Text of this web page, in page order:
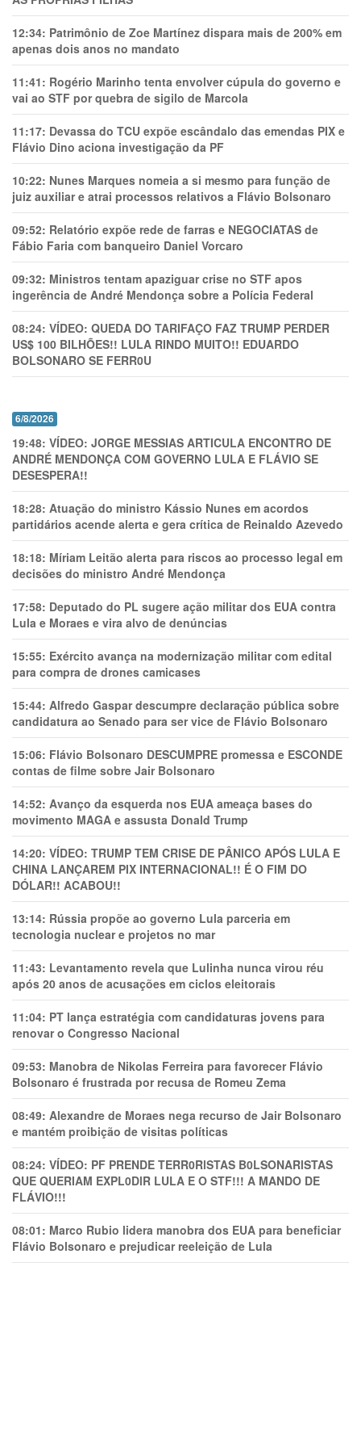
12:34: Patrimônio de Zoe Martínez dispara mais de 200% em
apenas dois anos no mandato
11:41: Rogério Marinho tenta envolver cúpula do governo e
vai ao STF por quebra de sigilo de Marcola
11:17: Devassa do TCU expõe escândalo das emendas PIX e
Flávio Dino aciona investigação da PF
10:22: Nunes Marques nomeia a si mesmo para função de
juiz auxiliar e atrai processos relativos a Flávio Bolsonaro
09:52: Relatório expõe rede de farras e NEGOCIATAS de
Fábio Faria com banqueiro Daniel Vorcaro
09:32: Ministros tentam apaziguar crise no STF apos
ingerência de André Mendonça sobre a Polícia Federal
08:24: VÍDEO: QUEDA DO TARIFAÇO FAZ TRUMP PERDER
US$ 100 BILHÕES!! LULA RINDO MUITO!! EDUARDO
BOLSONARO SE FERR0U
6/8/2026
19:48: VÍDEO: JORGE MESSIAS ARTICULA ENCONTRO DE
ANDRÉ MENDONÇA COM GOVERNO LULA E FLÁVIO SE
DESESPERA!!
18:28: Atuação do ministro Kássio Nunes em acordos
partidários acende alerta e gera crítica de Reinaldo Azevedo
18:18: Míriam Leitão alerta para riscos ao processo legal em
decisões do ministro André Mendonça
17:58: Deputado do PL sugere ação militar dos EUA contra
Lula e Moraes e vira alvo de denúncias
15:55: Exército avança na modernização militar com edital
para compra de drones camicases
15:44: Alfredo Gaspar descumpre declaração pública sobre
candidatura ao Senado para ser vice de Flávio Bolsonaro
15:06: Flávio Bolsonaro DESCUMPRE promessa e ESCONDE
contas de filme sobre Jair Bolsonaro
14:52: Avanço da esquerda nos EUA ameaça bases do
movimento MAGA e assusta Donald Trump
14:20: VÍDEO: TRUMP TEM CRlSE DE PÂNlCO APÓS LULA E
CHINA LANÇAREM PIX INTERNACIONAL!! É O FIM DO
DÓLAR!! ACABOU!!
13:14: Rússia propõe ao governo Lula parceria em
tecnologia nuclear e projetos no mar
11:43: Levantamento revela que Lulinha nunca virou réu
após 20 anos de acusações em ciclos eleitorais
11:04: PT lança estratégia com candidaturas jovens para
renovar o Congresso Nacional
09:53: Manobra de Nikolas Ferreira para favorecer Flávio
Bolsonaro é frustrada por recusa de Romeu Zema
08:49: Alexandre de Moraes nega recurso de Jair Bolsonaro
e mantém proibição de visitas políticas
08:24: VÍDEO: PF PRENDE TERR0RlSTAS B0LSONARlSTAS
QUE QUERIAM EXPL0DlR LULA E O STF!!! A MANDO DE
FLÁVIO!!!
08:01: Marco Rubio lidera manobra dos EUA para beneficiar
Flávio Bolsonaro e prejudicar reeleição de Lula